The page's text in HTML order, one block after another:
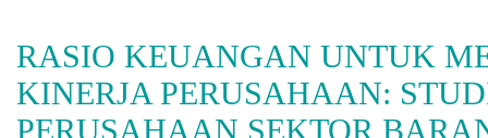
RASIO KEUANGAN UNTUK
KINERJA PERUSAHAAN:
PERUSAHAAN SEKTOR